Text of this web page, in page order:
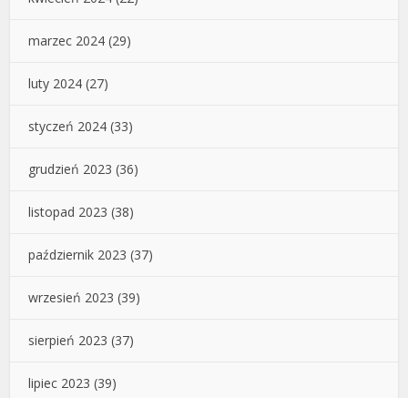
marzec 2024 (29)
luty 2024 (27)
styczeń 2024 (33)
grudzień 2023 (36)
listopad 2023 (38)
październik 2023 (37)
wrzesień 2023 (39)
sierpień 2023 (37)
lipiec 2023 (39)